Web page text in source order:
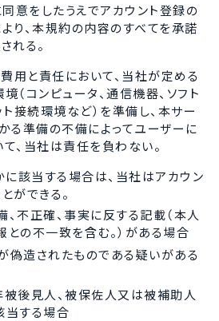
意をしたうえでアカウント登録の
り、本規約の内容のすべてを承諾
れる。
用と責任において、当社が定める
（コンピュータ、通信機器、ソフト
ト接続環境など）を準備し、本サー
る準備の不備によってユーザーに
、当社は責任を負わない。
該当する場合は、当社はアカウン
ができる。
不正確、事実に反する記載（本人
の不一致を含む。）がある場合
偽造されたものである疑いがある
被後見人、被保佐人又は被補助人
当する場合